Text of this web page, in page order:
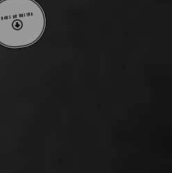
VOLTAR AO TOPO